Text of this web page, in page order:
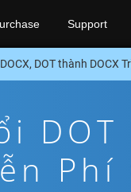
Support
DOT thành DOCX
DOT
Phí